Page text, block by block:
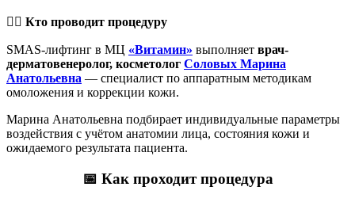
👩‍ ⚕️ Кто проводит процедуру
SMAS-лифтинг в МЦ «Витамин» выполняет врач-
дерматовенеролог, косметолог Соловых Марина
Анатольевна — специалист по аппаратным методикам
омоложения и коррекции кожи.
Марина Анатольевна подбирает индивидуальные параметры
воздействия с учётом анатомии лица, состояния кожи и
ожидаемого результата пациента.
📅 Как проходит процедура